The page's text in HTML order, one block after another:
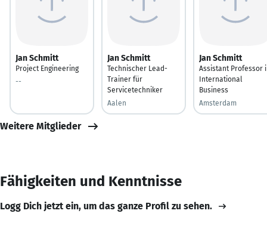
Jan Schmitt
Project Engineering
--
Jan Schmitt
Technischer Lead-
Trainer für
Servicetechniker
Aalen
Jan Schmitt
Assistant Professor
International
Business
Amsterdam
Weitere Mitglieder
Fähigkeiten und Kenntnisse
Logg Dich jetzt ein, um das ganze Profil zu sehen.